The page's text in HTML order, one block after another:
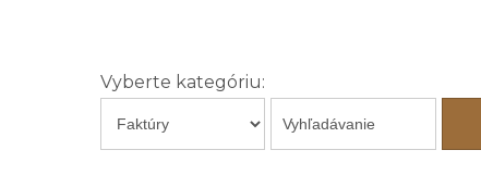
Vyberte kategóriu: